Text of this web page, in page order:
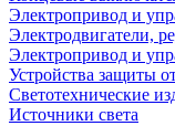
Электропривод и
Электродвигатели,
Электропривод и
Устройства защиты
Светотехнические
Источники света